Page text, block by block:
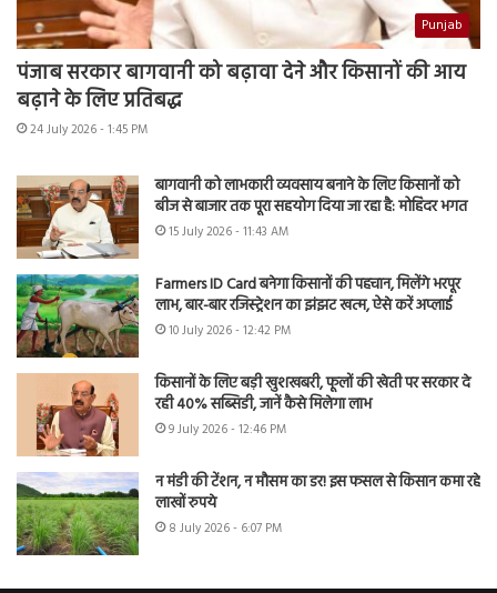
Punjab
पंजाब सरकार बागवानी को बढ़ावा देने और किसानों की आय
बढ़ाने के लिए प्रतिबद्ध
24 July 2026 - 1:45 PM
बागवानी को लाभकारी व्यवसाय बनाने के लिए किसानों को
बीज से बाजार तक पूरा सहयोग दिया जा रहा है: मोहिंदर भगत
15 July 2026 - 11:43 AM
Farmers ID Card बनेगा किसानों की पहचान, मिलेंगे भरपूर
लाभ, बार-बार रजिस्ट्रेशन का झंझट खत्म, ऐसे करें अप्लाई
10 July 2026 - 12:42 PM
किसानों के लिए बड़ी खुशखबरी, फूलों की खेती पर सरकार दे
रही 40% सब्सिडी, जानें कैसे मिलेगा लाभ
9 July 2026 - 12:46 PM
न मंडी की टेंशन, न मौसम का डर! इस फसल से किसान कमा रहे
लाखों रुपये
8 July 2026 - 6:07 PM